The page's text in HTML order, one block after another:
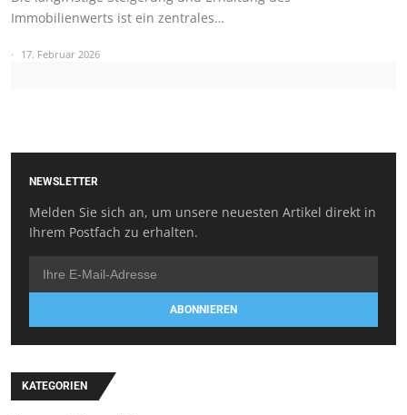
Immobilienwerts ist ein zentrales…
17. Februar 2026
NEWSLETTER
Melden Sie sich an, um unsere neuesten Artikel direkt in
Ihrem Postfach zu erhalten.
ABONNIEREN
KATEGORIEN